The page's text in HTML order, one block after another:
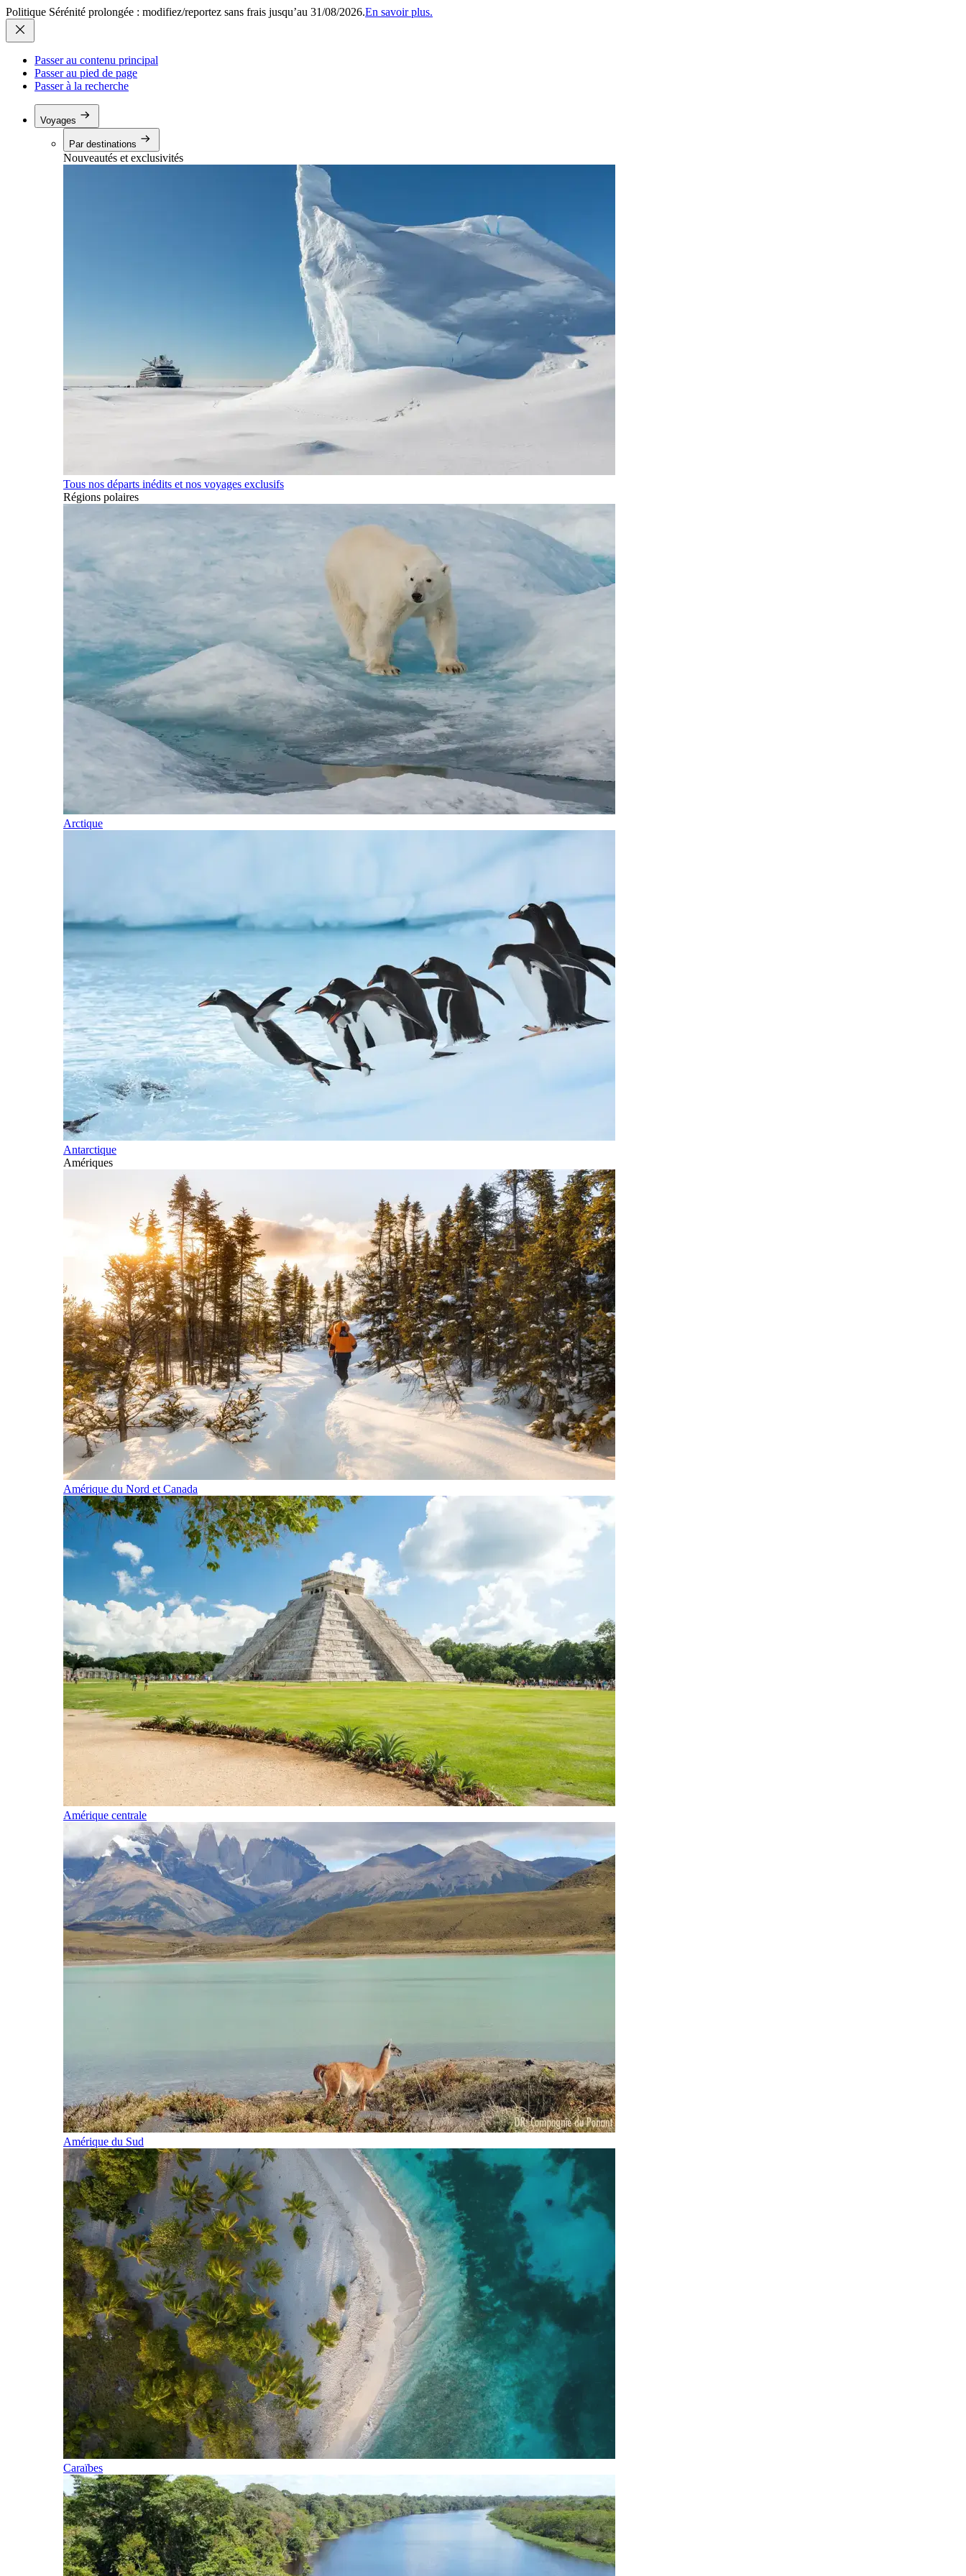
Politique Sérénité prolongée : modifiez/reportez sans frais jusqu’au 31/08/2026.En savoir plus.
Passer au contenu principal
Passer au pied de page
Passer à la recherche
Voyages
Par destinations
Nouveautés et exclusivités
Tous nos départs inédits et nos voyages exclusifs
Régions polaires
Arctique
Antarctique
Amériques
Amérique du Nord et Canada
Amérique centrale
Amérique du Sud
Caraïbes